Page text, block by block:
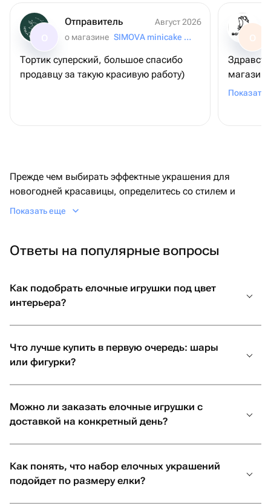
Отправитель
Август 2026
о магазине
SIMOVA minicake for you
Тортик суперский, большое спасибо
продавцу за такую красивую работу)
О
магазин
Показать
Прежде чем выбирать эффектные украшения для
новогодней красавицы, определитесь со стилем и
палитрой — так получится купить елочные игрушки в
сравнить разные идеи декора и заказать елочные
коробочку шаров в подарок, укажите адрес или номер
телефона получателя — будет приятный сюрприз
разных ситуациях
Чем крупнее ель, тем большего размера будут игрушки.
Для семейной елки.Берите деревянные, фетровые
или пластиковые фигурки животных, мини-наборы в
композиции. Подойдут мини-шары, легкие
подвески, в общем, декор, который не утяжеляет
Показать еще
Ответы на популярные вопросы
Как подобрать елочные игрушки под цвет
интерьера?
Что лучше купить в первую очередь: шары
или фигурки?
Можно ли заказать елочные игрушки с
доставкой на конкретный день?
Как понять, что набор елочных украшений
подойдет по размеру елки?